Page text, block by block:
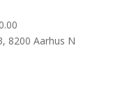
8200 Aarhus N